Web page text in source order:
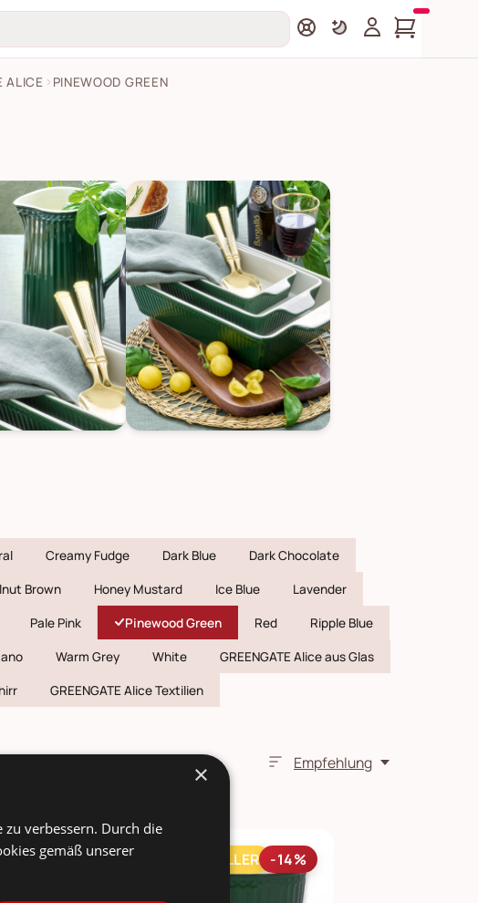
ALICE PINEWOOD GREEN
Creamy Fudge Dark Blue
Dark Chocolate
Brown Honey Mustard Ice Blue
Lavender
Pale Pink Pinewood Green Red
Ripple Blue
Warm Grey White
GREENGATE Alice aus Glas
GREENGATE Alice Textilien
Empfehlung
-13% TOPSELLER -14%
×
verbessern. Durch die
gemäß unserer